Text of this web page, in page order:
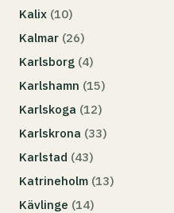
Kalix (10)
Kalmar (26)
Karlsborg (4)
Karlshamn (15)
Karlskoga (12)
Karlskrona (33)
Karlstad (43)
Katrineholm (13)
Kävlinge (14)